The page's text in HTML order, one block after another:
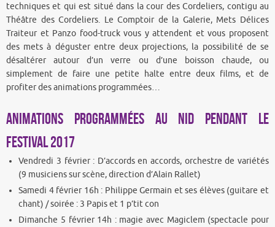
techniques et qui est situé dans la cour des Cordeliers, contigu au
Théâtre des Cordeliers. Le Comptoir de la Galerie, Mets Délices
Traiteur et Panzo food-truck vous y attendent et vous proposent
des mets à déguster entre deux projections, la possibilité de se
désaltérer autour d’un verre ou d’une boisson chaude, ou
simplement de faire une petite halte entre deux films, et de
profiter des animations programmées…
Animations programmées au Nid pendant le
Festival 2017
Vendredi 3 février : D’accords en accords, orchestre de variétés
(9 musiciens sur scène, direction d’Alain Rallet)
Samedi 4 février 16h : Philippe Germain et ses élèves (guitare et
chant) / soirée : 3 Papis et 1 p’tit con
Dimanche 5 février 14h : magie avec Magiclem (spectacle pour